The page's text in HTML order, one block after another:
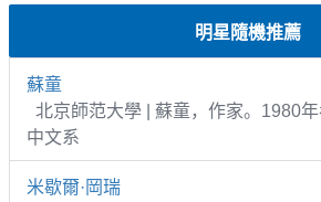
明星隨機推薦
蘇童
北京師范大學 | 蘇童，作家。1980
中文系
米歇爾·岡瑞